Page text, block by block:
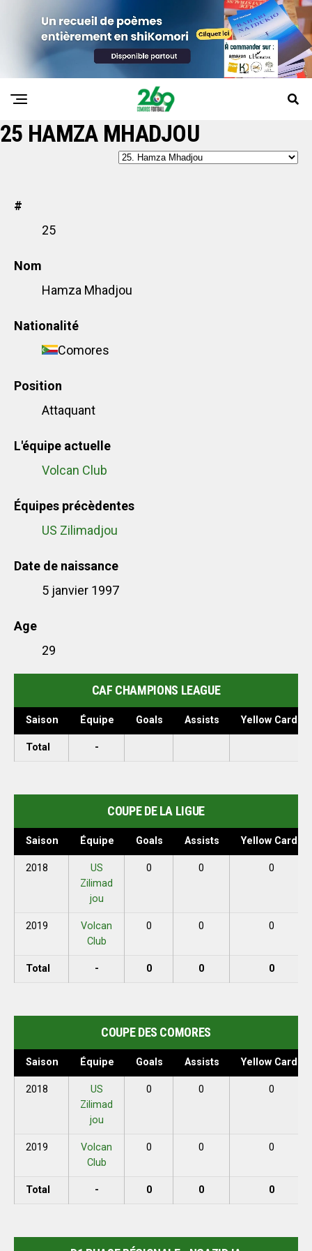
25 HAMZA MHADJOU
#
25
Nom
Hamza Mhadjou
Nationalité
Comores
Position
Attaquant
L'équipe actuelle
Volcan Club
Équipes précèdentes
US Zilimadjou
Date de naissance
5 janvier 1997
Age
29
CAF CHAMPIONS LEAGUE
Saison Équipe Goals Assists Yellow Cards
Total -
COUPE DE LA LIGUE
Saison Équipe Goals Assists Yellow Cards
2018
US
Zilimad
jou
0 0 0
2019
Volcan
Club
0 0 0
Total - 0 0 0
COUPE DES COMORES
Saison Équipe Goals Assists Yellow Cards
2018
US
Zilimad
jou
0 0 0
2019
Volcan
Club
0 0 0
Total - 0 0 0